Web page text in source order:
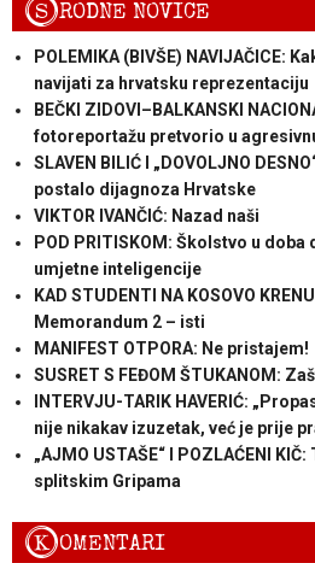
SRODNE NOVICE
POLEMIKA (BIVŠE) NAVIJAČICE:
navijati za hrvatsku reprezentaciju
BEČKI ZIDOVI–BALKANSKI
fotoreportažu pretvorio u
SLAVEN BILIĆ I „DOVOLJNO
postalo dijagnoza Hrvatske
VIKTOR IVANČIĆ: Nazad naši
POD PRITISKOM: Školstvo u
umjetne inteligencije
KAD STUDENTI NA KOSOVO
Memorandum 2 – isti
MANIFEST OTPORA: Ne pristajem!
SUSRET S FEĐOM ŠTUKANOM:
INTERVJU-TARIK HAVERIĆ:
nije nikakav izuzetak, već je prije
„AJMO USTAŠE“ I POZLAĆENI
splitskim Gripama
KOMENTARI